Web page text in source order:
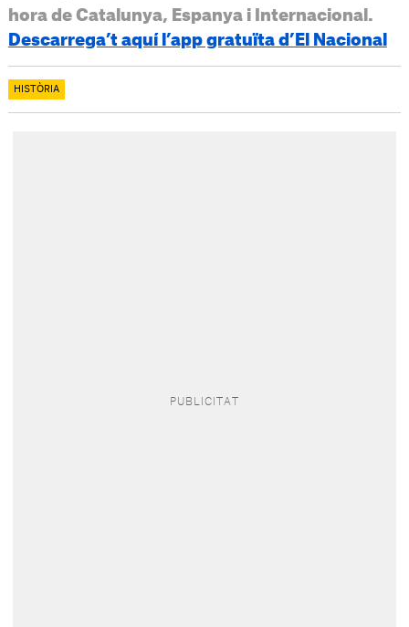
hora de Catalunya, Espanya i Internacional.
Descarrega’t aquí l’app gratuïta d’El Nacional
HISTÒRIA